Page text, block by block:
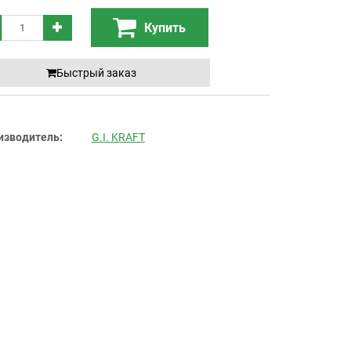
Купить
Быстрый заказ
G.I. KRAFT